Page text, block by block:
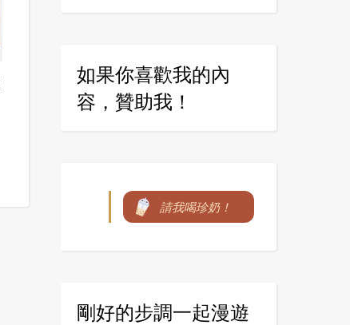
如果你喜歡我的內
容，贊助我！
請我喝珍奶！
剛好的步調一起漫遊